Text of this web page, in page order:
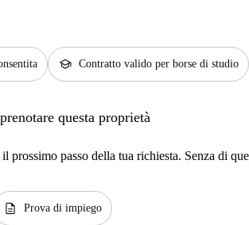
school Contratto valido per borse di studio
questa proprietà
prossimo passo della tua richiesta. Senza di
description Prova di impiego